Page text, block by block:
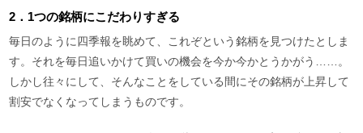
2．1つの銘柄にこだわりすぎる
毎日のように四季報を眺めて、これぞという銘柄を見つけたとしま
す。それを毎日追いかけて買いの機会を今か今かとうかがう……。
しかし往々にして、そんなことをしている間にその銘柄が上昇して
割安でなくなってしまうものです。